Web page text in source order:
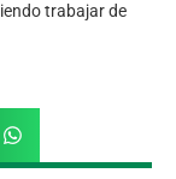
trabajar de